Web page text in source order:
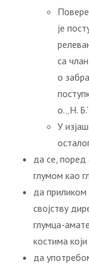
је
са
о
о. „Н.
У
да се, поред
глумом као
да приликом
својству
глумца-
костима
да